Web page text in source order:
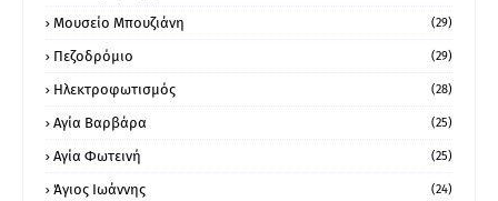
Μουσείο Μπουζιάνη (29)
Πεζοδρόμιο (29)
Ηλεκτροφωτισμός (28)
Αγία Βαρβάρα (25)
Αγία Φωτεινή (25)
Άγιος Ιωάννης (24)